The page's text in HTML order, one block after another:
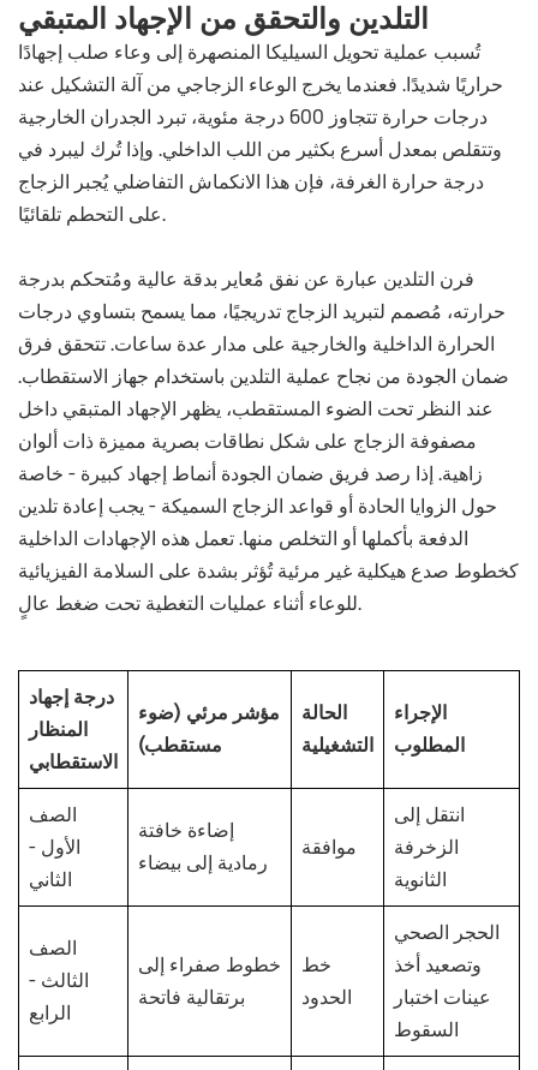
التلدين والتحقق من الإجهاد المتبقي
تُسبب عملية تحويل السيليكا المنصهرة إلى وعاء صلب إجهادًا
حراريًا شديدًا. فعندما يخرج الوعاء الزجاجي من آلة التشكيل عند
درجات حرارة تتجاوز 600 درجة مئوية، تبرد الجدران الخارجية
وتتقلص بمعدل أسرع بكثير من اللب الداخلي. وإذا تُرك ليبرد في
درجة حرارة الغرفة، فإن هذا الانكماش التفاضلي يُجبر الزجاج
على التحطم تلقائيًا.
فرن التلدين عبارة عن نفق مُعاير بدقة عالية ومُتحكم بدرجة
حرارته، مُصمم لتبريد الزجاج تدريجيًا، مما يسمح بتساوي درجات
الحرارة الداخلية والخارجية على مدار عدة ساعات. تتحقق فرق
ضمان الجودة من نجاح عملية التلدين باستخدام جهاز الاستقطاب.
عند النظر تحت الضوء المستقطب، يظهر الإجهاد المتبقي داخل
مصفوفة الزجاج على شكل نطاقات بصرية مميزة ذات ألوان
زاهية. إذا رصد فريق ضمان الجودة أنماط إجهاد كبيرة - خاصة
حول الزوايا الحادة أو قواعد الزجاج السميكة - يجب إعادة تلدين
الدفعة بأكملها أو التخلص منها. تعمل هذه الإجهادات الداخلية
كخطوط صدع هيكلية غير مرئية تُؤثر بشدة على السلامة الفيزيائية
للوعاء أثناء عمليات التغطية تحت ضغط عالٍ.
درجة إجهاد
المنظار
الاستقطابي
مؤشر مرئي (ضوء
مستقطب)
الحالة
التشغيلية
الإجراء
المطلوب
الصف
الأول -
الثاني
إضاءة خافتة
رمادية إلى بيضاء
موافقة
انتقل إلى
الزخرفة
الثانوية
الصف
الثالث -
الرابع
خطوط صفراء إلى
برتقالية فاتحة
خط
الحدود
الحجر الصحي
وتصعيد أخذ
عينات اختبار
السقوط